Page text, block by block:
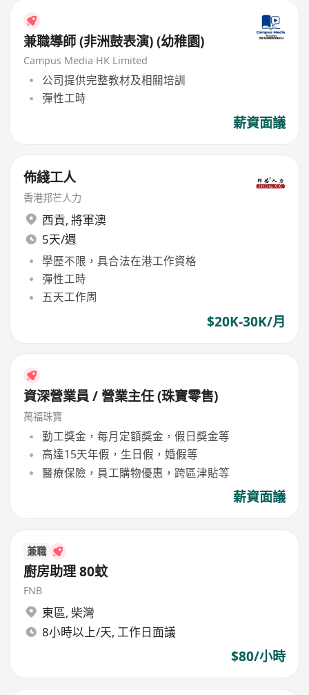
兼職導師 (非洲鼓表演) (幼稚園)
Campus Media HK Limited
公司提供完整教材及相關培訓
彈性工時
薪資面議
佈綫工人
香港邦芒人力
西貢, 將軍澳
5天/週
學歷不限，具合法在港工作資格
彈性工時
五天工作周
$20K-30K/月
資深營業員 / 營業主任 (珠寶零售)
萬福珠寶
勤工獎金，每月定額獎金，假日獎金等
高達15天年假，生日假，婚假等
醫療保險，員工購物優惠，跨區津貼等
薪資面議
兼職
廚房助理 80蚊
FNB
東區, 柴灣
8小時以上/天, 工作日面議
$80/小時